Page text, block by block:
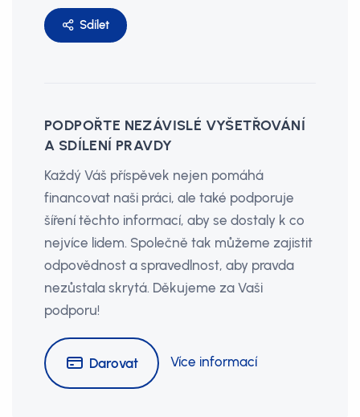
Sdílet
PODPOŘTE NEZÁVISLÉ VYŠETŘOVÁNÍ
A SDÍLENÍ PRAVDY
Každý Váš příspěvek nejen pomáhá
financovat naši práci, ale také podporuje
šíření těchto informací, aby se dostaly k co
nejvíce lidem. Společně tak můžeme zajistit
odpovědnost a spravedlnost, aby pravda
nezůstala skrytá. Děkujeme za Vaši
podporu!
Darovat Více informací